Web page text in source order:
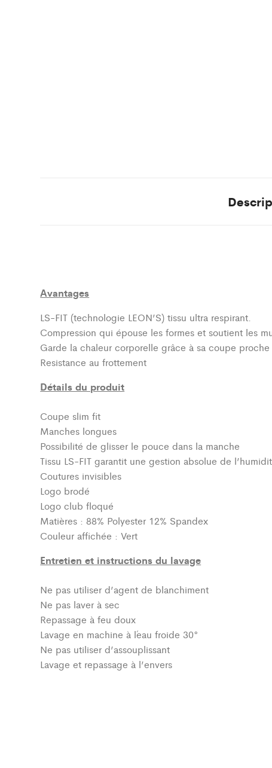
Avantages
LS-FIT (technologie LEON’S)tissu ultra respirant.
Compression qui épouse les formes et soutient les
Garde la chaleur corporelle grâce à sa coupe
Resistance au frottement
Détails du produit
Coupe slim fit
Manches longues
Possibilité de glisser le pouce dans la manche
Tissu LS-FIT garantit une gestion absolue de
Coutures invisibles
Logo brodé
Logo club floqué
Matières : 88% Polyester 12% Spandex
Couleur affichée : Vert
Entretien et instructions du lavage
Ne pas utiliser d’agent de blanchiment
Ne pas laver à sec
Repassage à feu doux
Lavage en machine à l´eau froide 30°
Ne pas utiliser d’assouplissant
Lavage et repassage à l’envers